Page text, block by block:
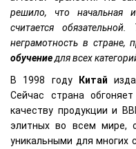
решило, что начальная
считается
неграмотность в стране,
обучениедля всех
В 1998 году
Китай
Сейчас страна
качеству продукции и
элитных во всем мире,
уникальными для многих